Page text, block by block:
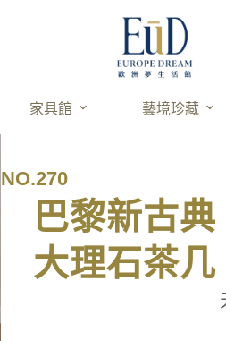
家具館 藝境珍藏
NO.270
巴黎新古
大理石茶